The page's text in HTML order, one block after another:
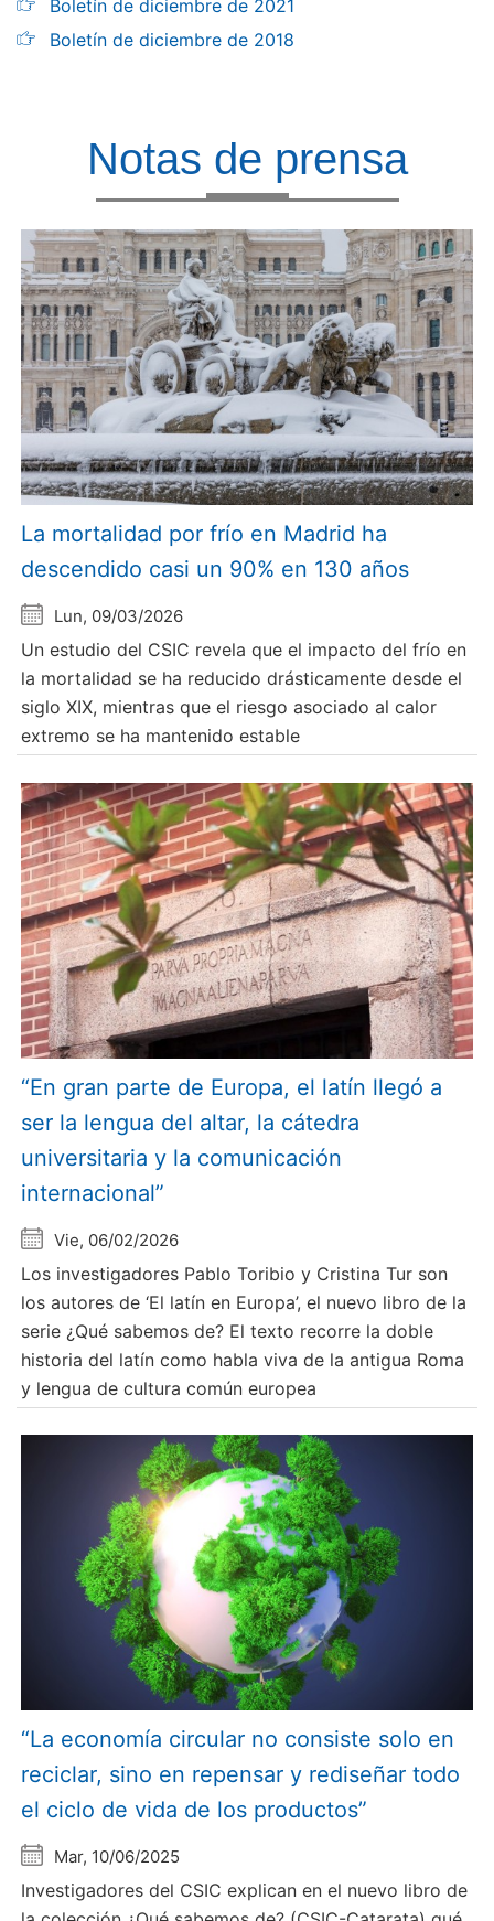
Boletín de diciembre de 2021
Boletín de diciembre de 2018
Notas de prensa
La mortalidad por frío en Madrid ha
descendido casi un 90% en 130 años
Lun, 09/03/2026
Un estudio del CSIC revela que el impacto del frío en
la mortalidad se ha reducido drásticamente desde el
siglo XIX, mientras que el riesgo asociado al calor
extremo se ha mantenido estable
“En gran parte de Europa, el latín llegó a
ser la lengua del altar, la cátedra
universitaria y la comunicación
internacional”
Vie, 06/02/2026
Los investigadores Pablo Toribio y Cristina Tur son
los autores de ‘El latín en Europa’, el nuevo libro de la
serie ¿Qué sabemos de? El texto recorre la doble
historia del latín como habla viva de la antigua Roma
y lengua de cultura común europea
“La economía circular no consiste solo en
reciclar, sino en repensar y rediseñar todo
el ciclo de vida de los productos”
Mar, 10/06/2025
Investigadores del CSIC explican en el nuevo libro de